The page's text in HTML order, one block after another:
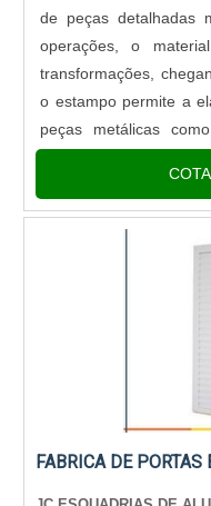
de peças detalhadas
operações, o
transformações,
o estampo permite a
peças metálicas
VANTAGENS
FABRICA DE